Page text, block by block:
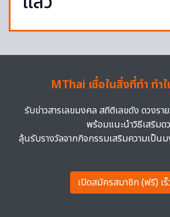
MThai เชื่อในสิ่งที่ทำ ทำ
รับข่าวสารเลขมงคล สถิติเลขดัง ดวงรา
พร้อมแนะนำวิธีเสริมด
ลุ้นรับรางวัลจากกิจกรรมเสริมความเป็น
เปิดสมัครสมาชิก (ฟรี) เ